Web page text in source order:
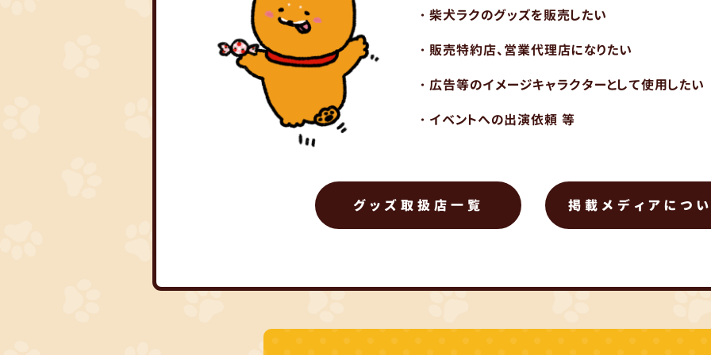
・柴犬ラクのグッズを販売したい
・販売特約店、営業代理店になりたい
・広告等のイメージキャラクターとして使用したい
・イベントへの出演依頼 等
グッズ取扱店一覧 掲載メディアにつ